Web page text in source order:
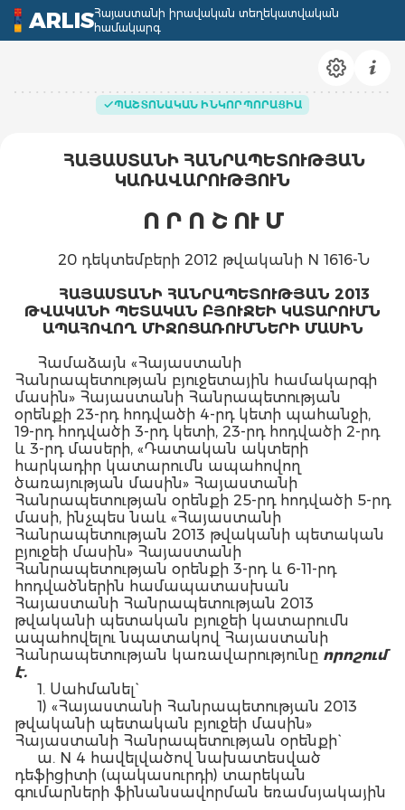
ARLISՀայաստանի իրավական տեղեկատվական
համակարգ
ՊԱՇՏՈՆԱԿԱՆ ԻՆԿՈՐՊՈՐԱՑԻԱ
ՀԱՅԱՍՏԱՆԻ ՀԱՆՐԱՊԵՏՈՒԹՅԱՆ
ԿԱՌԱՎԱՐՈՒԹՅՈՒՆ
Ո Ր Ո Շ ՈՒ Մ
20 դեկտեմբերի 2012 թվականի N 1616-Ն
ՀԱՅԱՍՏԱՆԻ ՀԱՆՐԱՊԵՏՈՒԹՅԱՆ 2013
ԹՎԱԿԱՆԻ ՊԵՏԱԿԱՆ ԲՅՈՒՋԵԻ ԿԱՏԱՐՈՒՄՆ
ԱՊԱՀՈՎՈՂ ՄԻՋՈՑԱՌՈՒՄՆԵՐԻ ՄԱՍԻՆ
Համաձայն «Հայաստանի
Հանրապետության բյուջետային համակարգի
մասին» Հայաստանի Հանրապետության
օրենքի 23-րդ հոդվածի 4-րդ կետի պահանջի,
19-րդ հոդվածի 3-րդ կետի, 23-րդ հոդվածի 2-րդ
և 3-րդ մասերի, «Դատական ակտերի
հարկադիր կատարումն ապահովող
ծառայության մասին» Հայաստանի
Հանրապետության օրենքի 25-րդ հոդվածի 5-րդ
մասի, ինչպես նաև «Հայաստանի
Հանրապետության 2013 թվականի պետական
բյուջեի մասին» Հայաստանի
Հանրապետության օրենքի 3-րդ և 6-11-րդ
հոդվածներին համապատասխան
Հայաստանի Հանրապետության 2013
թվականի պետական բյուջեի կատարումն
ապահովելու նպատակով Հայաստանի
Հանրապետության կառավարությունը որոշում
է.
1. Սահմանել`
1) «Հայաստանի Հանրապետության 2013
թվականի պետական բյուջեի մասին»
Հայաստանի Հանրապետության օրենքի`
ա. N 4 հավելվածով նախատեսված
դեֆիցիտի (պակասուրդի) տարեկան
գումարների ֆինանսավորման եռամսյակային